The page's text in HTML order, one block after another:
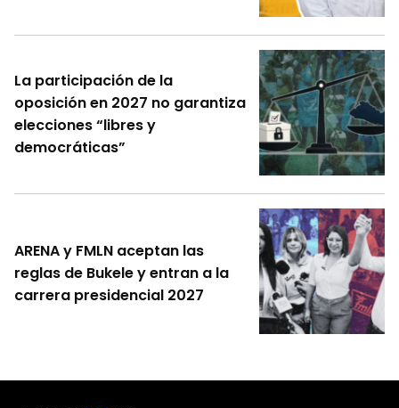
La participación de la
oposición en 2027 no garantiza
elecciones “libres y
democráticas”
ARENA y FMLN aceptan las
reglas de Bukele y entran a la
carrera presidencial 2027